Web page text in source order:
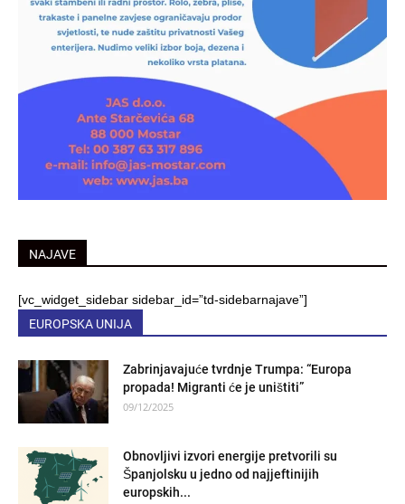
NAJAVE
[vc_widget_sidebar sidebar_id=”td-sidebarnajave”]
EUROPSKA UNIJA
Zabrinjavajuće tvrdnje Trumpa: “Europa
propada! Migranti će je uništiti”
09/12/2025
Obnovljivi izvori energije pretvorili su
Španjolsku u jedno od najjeftinijih
europskih...